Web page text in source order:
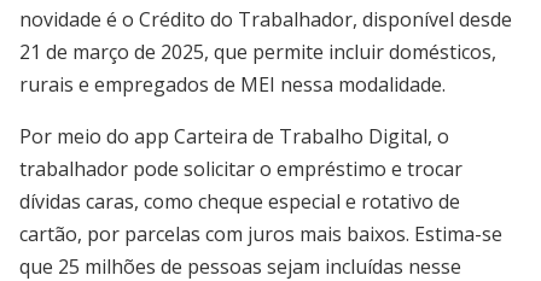
novidade é o Crédito do Trabalhador, disponível desde
21 de março de 2025, que permite incluir domésticos,
rurais e empregados de MEI nessa modalidade.
Por meio do app Carteira de Trabalho Digital, o
trabalhador pode solicitar o empréstimo e trocar
dívidas caras, como cheque especial e rotativo de
cartão, por parcelas com juros mais baixos. Estima-se
que 25 milhões de pessoas sejam incluídas nesse